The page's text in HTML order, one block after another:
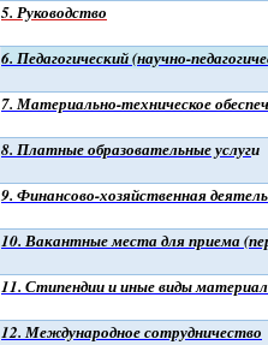
5. Руководство
6. Педагогический (научно-
7. Материально-техническое
8. Платные образовательные услуги
9. Финансово-хозяйственная
10. Вакантные места для приема
11. Стипендии и иные виды
12. Международное сотрудничество